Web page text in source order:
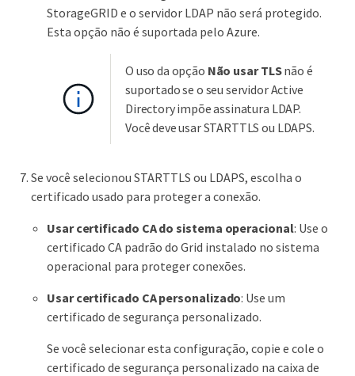
StorageGRID e o servidor LDAP não será protegido.
Esta opção não é suportada pelo Azure.
O uso da opção Não usar TLSnão é
suportado se o seu servidor Active
Directory impõe assinatura LDAP.
Você deve usar STARTTLS ou LDAPS.
Se você selecionou STARTTLS ou LDAPS, escolha o
certificado usado para proteger a conexão.
Usar certificado CA do sistema operacional: Use o
certificado CA padrão do Grid instalado no sistema
operacional para proteger conexões.
Usar certificado CA personalizado: Use um
certificado de segurança personalizado.
Se você selecionar esta configuração, copie e cole o
certificado de segurança personalizado na caixa de